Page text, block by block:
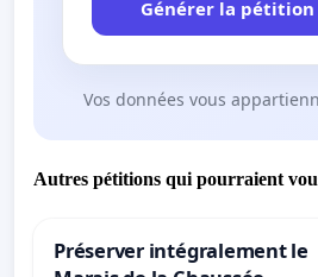
Générer la pétition
Vos données vous
Autres pétitions qui pourraient
Préserver intégralement le